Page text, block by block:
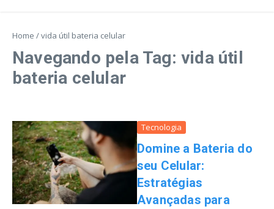
Home /vida útil bateria celular
Navegando pela Tag: vida útil
bateria celular
Tecnologia
Domine a Bateria do
seu Celular:
Estratégias
Avançadas para